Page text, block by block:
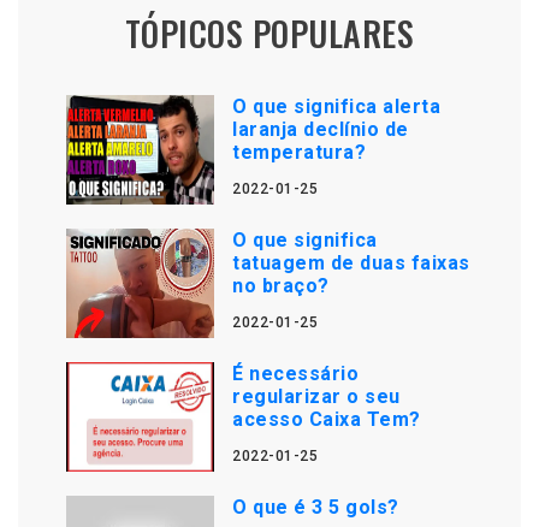
TÓPICOS POPULARES
O que significa alerta
laranja declínio de
temperatura?
2022-01-25
O que significa
tatuagem de duas faixas
no braço?
2022-01-25
É necessário
regularizar o seu
acesso Caixa Tem?
2022-01-25
O que é 3 5 gols?